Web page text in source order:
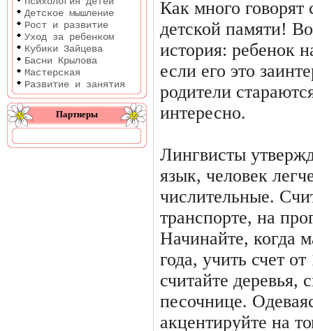
Детское мышление
Рост и развитие
Уход за ребенком
Кубики Зайцева
Басни Крылова
Мастерская
Развитие и занятия
Партнеры
Как много говорят
детской памяти!
история: ребенок
если его это
родители
интересно.
Лингвисты
язык, человек
числительные.
транспорте, на
Начинайте, когда
года, учить счет
считайте
песочнице.
акцентируйте на